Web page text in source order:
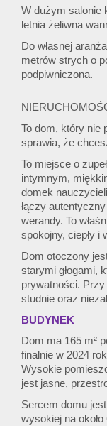
W dużym salonie
letnia żeliwna
Do własnej
metrów strych o
podpiwniczona.
To dom, który nie
sprawia, że
To miejsce o
intymnym,
domek
łączy
werandy. To
spokojny, ciepły i
Dom otoczony
starymi głogami,
prywatności. Przy
studnie oraz
BUDYNEK
Dom ma 165 m²
finalnie w 2024
Wysokie
jest jasne,
Sercem domu
wysokiej na